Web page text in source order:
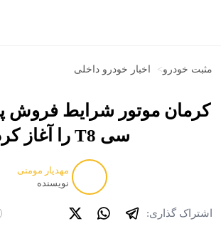
مثبت خودرو> اخبار خودرو داخلی
کرمان موتور شرایط فروش
سی T8 را آغاز کرد
مهدیار مومنی
نویسنده
اشتراک گذاری: